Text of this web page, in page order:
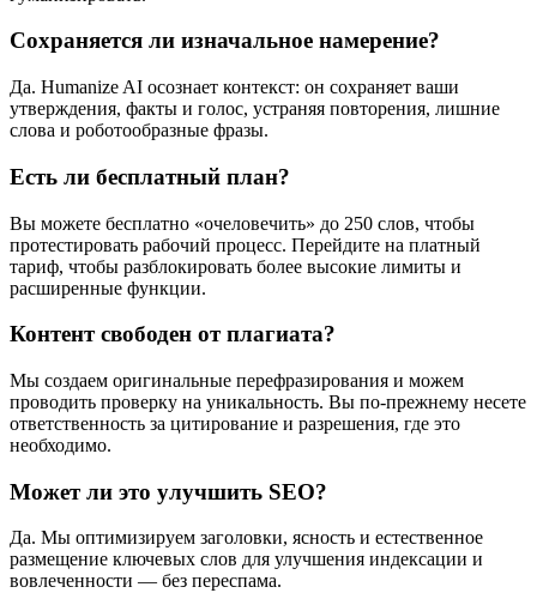
Сохраняется ли изначальное намерение?
Да. Humanize AI осознает контекст: он сохраняет ваши
утверждения, факты и голос, устраняя повторения, лишние
слова и роботообразные фразы.
Есть ли бесплатный план?
Вы можете бесплатно «очеловечить» до 250 слов, чтобы
протестировать рабочий процесс. Перейдите на платный
тариф, чтобы разблокировать более высокие лимиты и
расширенные функции.
Контент свободен от плагиата?
Мы создаем оригинальные перефразирования и можем
проводить проверку на уникальность. Вы по-прежнему несете
ответственность за цитирование и разрешения, где это
необходимо.
Может ли это улучшить SEO?
Да. Мы оптимизируем заголовки, ясность и естественное
размещение ключевых слов для улучшения индексации и
вовлеченности — без переспама.